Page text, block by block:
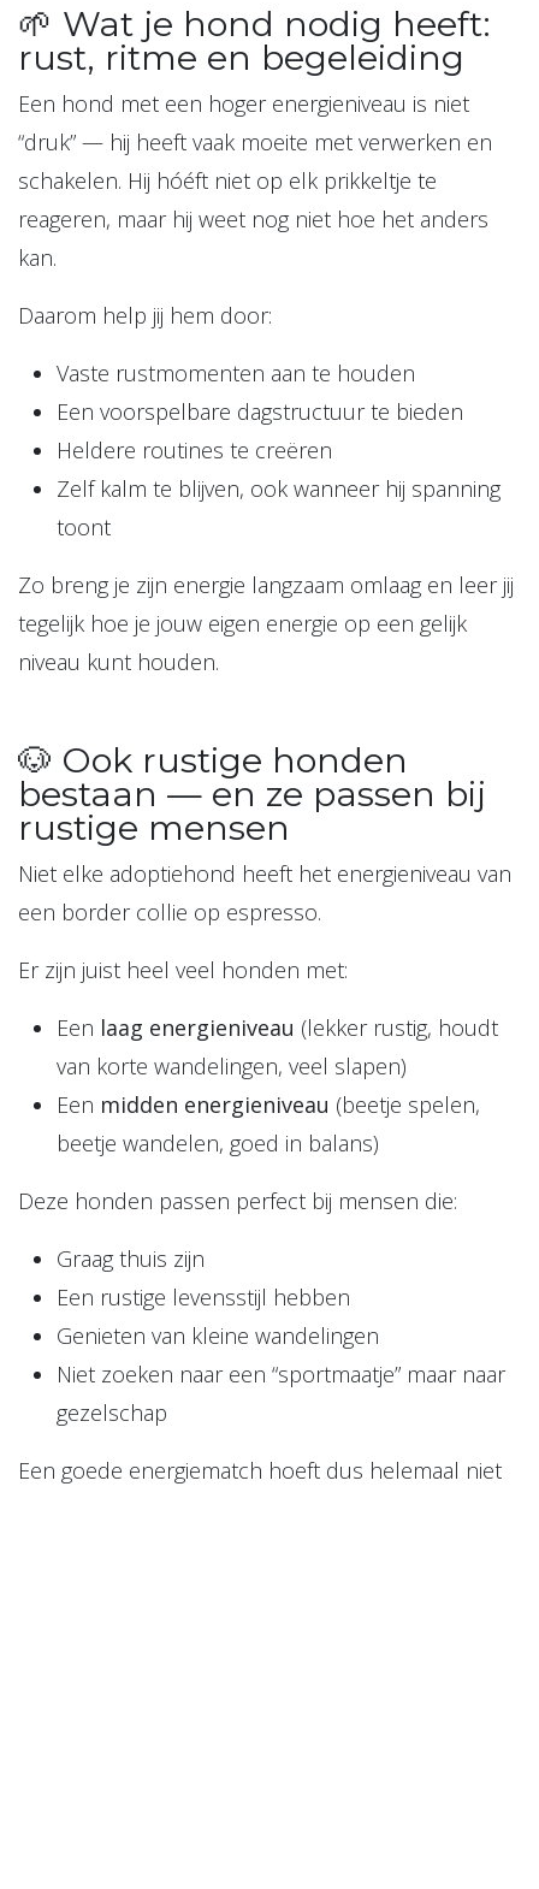
🌱 Wat je hond nodig heeft:
rust, ritme en begeleiding
Een hond met een hoger energieniveau is niet
“druk” — hij heeft vaak moeite met verwerken en
schakelen. Hij hóéft niet op elk prikkeltje te
reageren, maar hij weet nog niet hoe het anders
kan.
Daarom help jij hem door:
Vaste rustmomenten aan te houden
Een voorspelbare dagstructuur te bieden
Heldere routines te creëren
Zelf kalm te blijven, ook wanneer hij spanning
toont
Zo breng je zijn energie langzaam omlaag en leer jij
tegelijk hoe je jouw eigen energie op een gelijk
niveau kunt houden.
🐶 Ook rustige honden
bestaan — en ze passen bij
rustige mensen
Niet elke adoptiehond heeft het energieniveau van
een border collie op espresso.
Er zijn juist heel veel honden met:
Een laag energieniveau (lekker rustig, houdt
van korte wandelingen, veel slapen)
Een midden energieniveau (beetje spelen,
beetje wandelen, goed in balans)
Deze honden passen perfect bij mensen die:
Graag thuis zijn
Een rustige levensstijl hebben
Genieten van kleine wandelingen
Niet zoeken naar een “sportmaatje” maar naar
gezelschap
Een goede energiematch hoeft dus helemaal niet